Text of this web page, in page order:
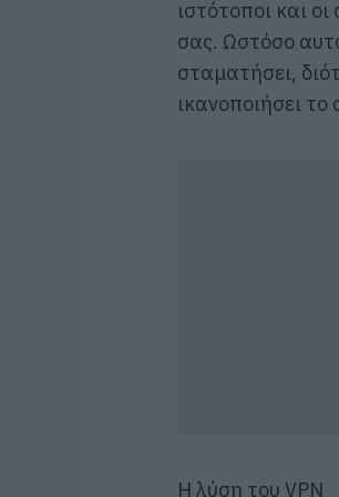
ιστότοποι και
σας. Ωστόσο
σταματήσει,
ικανοποιήσει
Η λύση του VPN